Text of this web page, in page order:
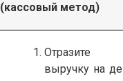
(кассовый метод)
Отразите
выручку на